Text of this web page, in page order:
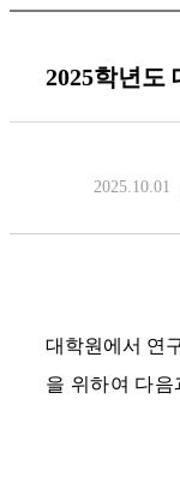
2025학년도
2025.10.01
대학원에서 연
을 위하여 다음